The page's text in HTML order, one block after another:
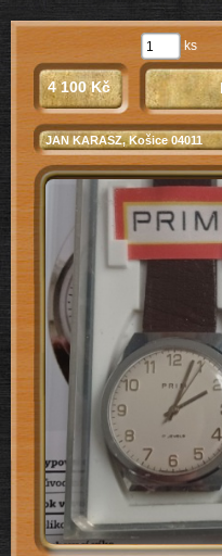
4 100 Kč
JAN KARASZ, Košice 04011
ks